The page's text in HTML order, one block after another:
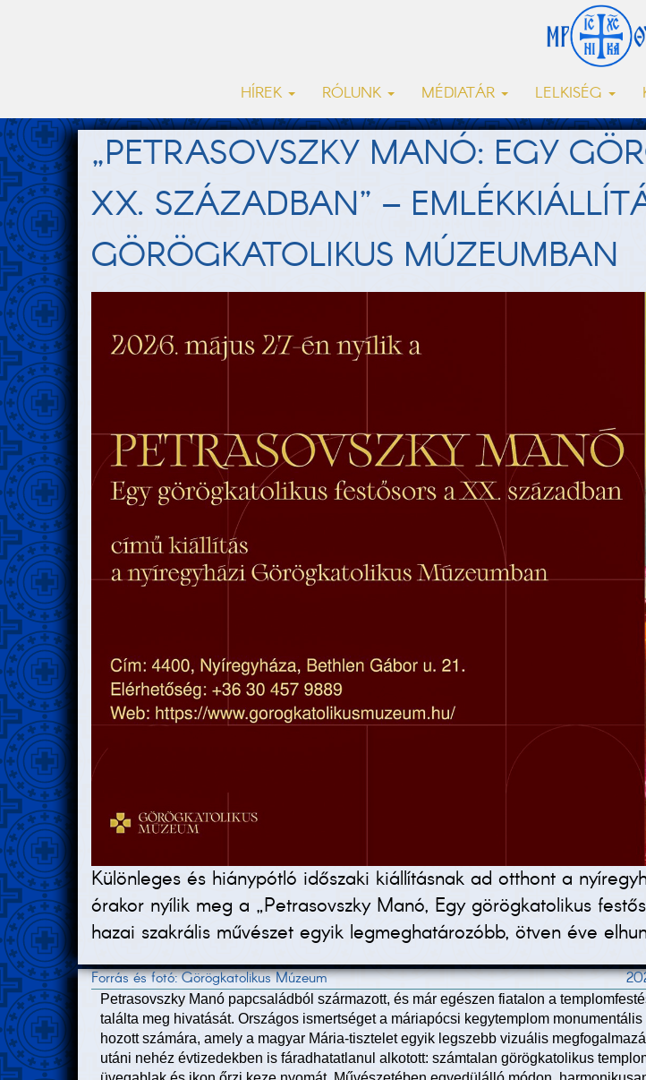
HÍREK RÓLUNK MÉDIATÁR LELKISÉG
„PETRASOVSZKY MANÓ: EGY
XX. SZÁZADBAN” –
GÖRÖGKATOLIKUS MÚZEUMBAN
Különleges és hiánypótló időszaki kiállításnak ad otthont a
órakor nyílik meg a „Petrasovszky Manó, Egy görögkatolikus
hazai szakrális művészet egyik legmeghatározóbb, ötven éve
Forrás és fotó: Görögkatolikus Múzeum
Petrasovszky Manó papcsaládból származott, és már egészen fiatalon a
találta meg hivatását. Országos ismertséget a máriapócsi kegytemplom
hozott számára, amely a magyar Mária-tisztelet egyik legszebb vizuális
utáni nehéz évtizedekben is fáradhatatlanul alkotott: számtalan görögkatolikus